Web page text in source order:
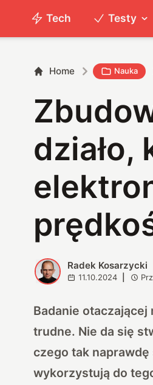
Tech Testy
Home Nauka
działo,
R Radek Kosarzycki
11.10.2024
Badanie
trudne. Nie da się
czego tak naprawdę
wykorzystują do